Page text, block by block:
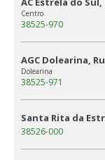
Centro
38525-970
AGC Dolearina,
Dolearina
38525-971
Santa Rita da
38526-000